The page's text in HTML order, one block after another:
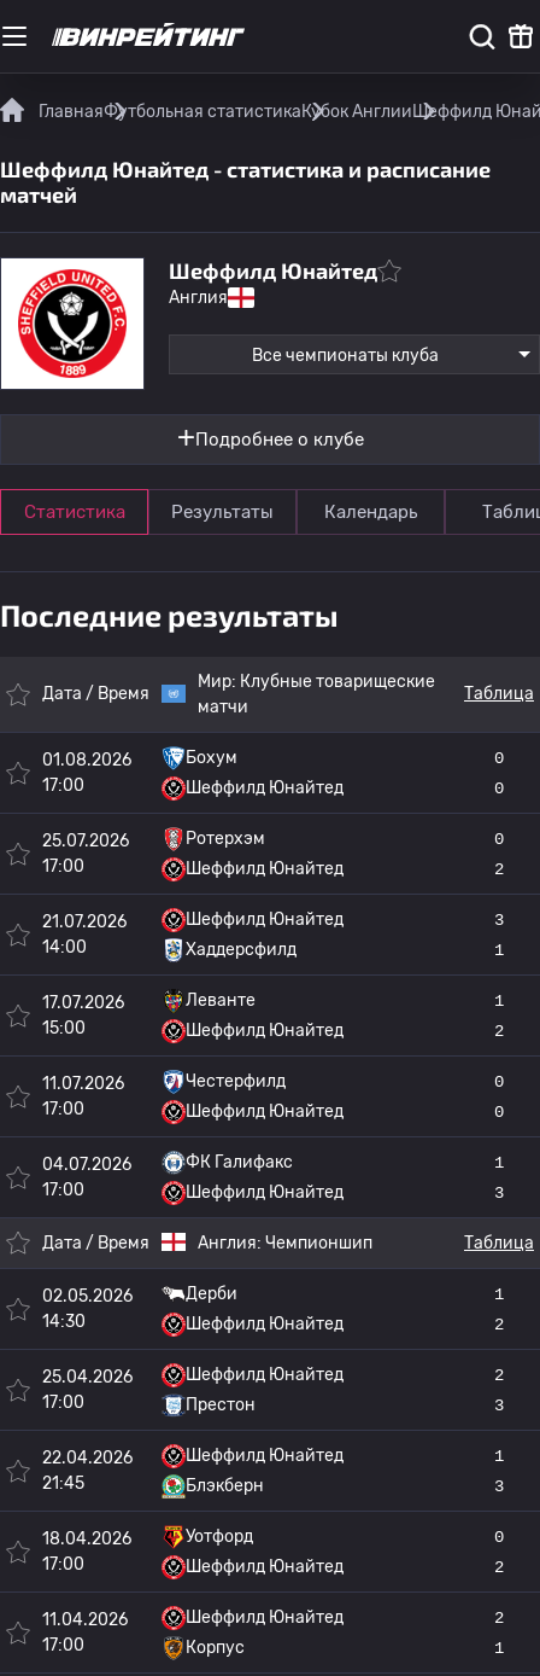
ГлавнаяФутбольная статистикаКубок АнглииШеффилд
Шеффилд Юнайтед - статистика и расписание
матчей
Шеффилд Юнайтед
Англия
Все чемпионаты клуба
Подробнее о клубе
Статистика Результаты Календарь
Последние результаты
Дата / Время
Мир: Клубные товарищеские
матчи
Таблица
01.08.2026
17:00
Бохум
Шеффилд Юнайтед
0
0
25.07.2026
17:00
Ротерхэм
Шеффилд Юнайтед
0
2
21.07.2026
14:00
Шеффилд Юнайтед
Хаддерсфилд
3
1
17.07.2026
15:00
Леванте
Шеффилд Юнайтед
1
2
11.07.2026
17:00
Честерфилд
Шеффилд Юнайтед
0
0
04.07.2026
17:00
ФК Галифакс
Шеффилд Юнайтед
1
3
Дата / Время Англия: Чемпионшип Таблица
02.05.2026
14:30
Дерби
Шеффилд Юнайтед
1
2
25.04.2026
17:00
Шеффилд Юнайтед
Престон
2
3
22.04.2026
21:45
Шеффилд Юнайтед
Блэкберн
1
3
18.04.2026
17:00
Уотфорд
Шеффилд Юнайтед
0
2
11.04.2026
17:00
Шеффилд Юнайтед
Корпус
2
1